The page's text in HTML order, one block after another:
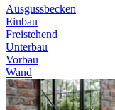
Ausgussbecken
Einbau
Freistehend
Unterbau
Vorbau
Wand